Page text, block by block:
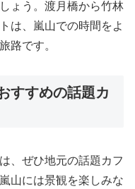
ょう。渡月橋から竹林
は、嵐山での時間をよ
路です。
すすめの話題カ
、ぜひ地元の話題カフ
山には景観を楽しみな